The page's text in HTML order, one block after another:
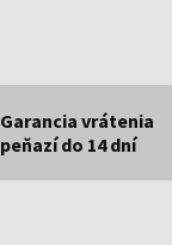
Garancia vrátenia
peňazí do 14 dní